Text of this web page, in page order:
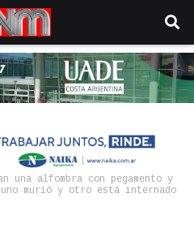
una alfombra con pegamento y
murió y otro está internado